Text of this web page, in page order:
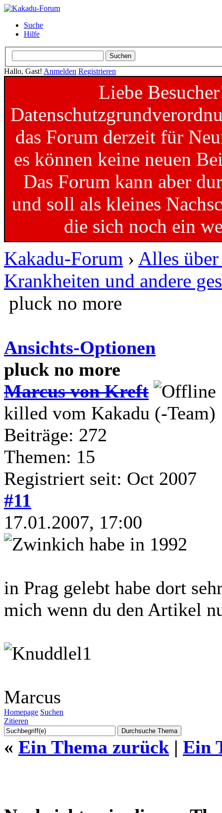
Suche
Hilfe
Hallo, Gast! Anmelden Registrieren
Liebe
das Forum derzeit für
es können keine neuen
Das Forum kann aber
und soll als kleines
die sich noch ein
Kakadu-Forum › Alles
Krankheiten und andere
pluck no more
Ansichts-Optionen
pluck no more
Marcus von Kreft
killed vom Kakadu (-Team)
Beiträge: 272
Themen: 15
Registriert seit: Oct 2007
#11
17.01.2007, 17:00
ich habe in 1992
in Prag gelebt habe dort
mich wenn du den Artikel
Marcus
Homepage Suchen
Zitieren
« Ein Thema zurück | Ein